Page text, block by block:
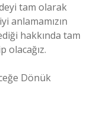
tam olarak
anlamamızın
hakkında tam
olacağız.
Dönük